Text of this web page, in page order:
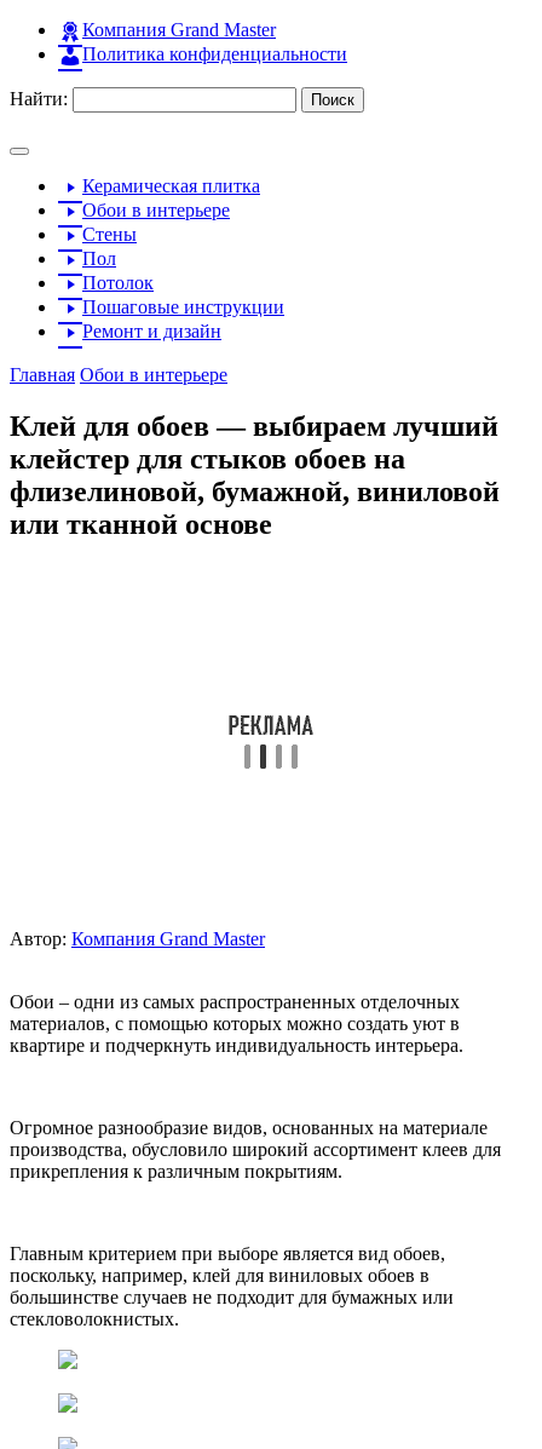
Компания Grand Master
Политика конфиденциальности
Найти:
Керамическая плитка
Обои в интерьере
Стены
Пол
Потолок
Пошаговые инструкции
Ремонт и дизайн
Главная Обои в интерьере
Клей для обоев — выбираем лучший
клейстер для стыков обоев на
флизелиновой, бумажной, виниловой
или тканной основе
Автор: Компания Grand Master
Обои – одни из самых распространенных отделочных
материалов, с помощью которых можно создать уют в
квартире и подчеркнуть индивидуальность интерьера.
Огромное разнообразие видов, основанных на материале
производства, обусловило широкий ассортимент клеев для
прикрепления к различным покрытиям.
Главным критерием при выборе является вид обоев,
поскольку, например, клей для виниловых обоев в
большинстве случаев не подходит для бумажных или
стекловолокнистых.